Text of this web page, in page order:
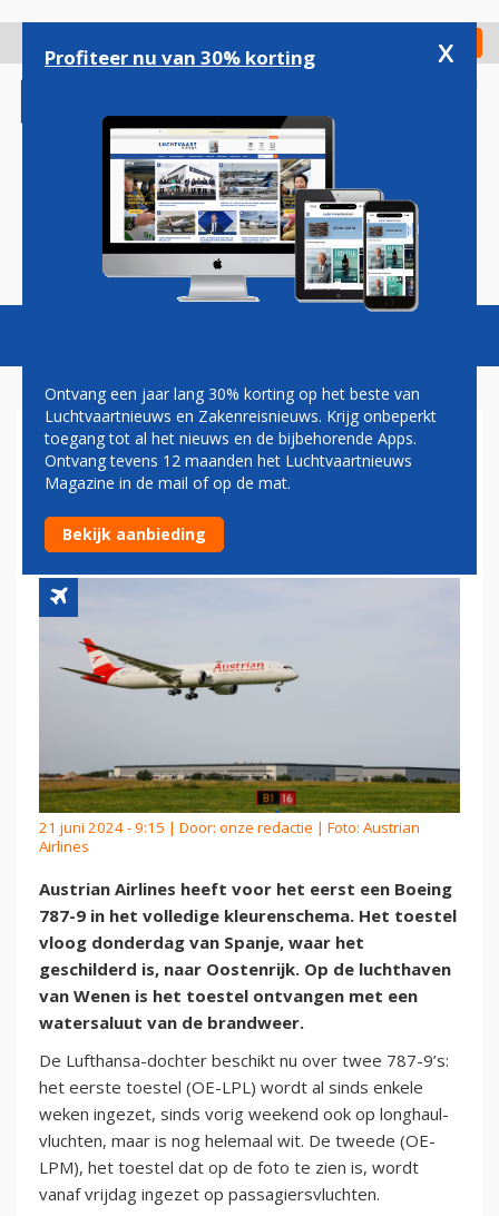
gaan
Check in
Magazine Podcasts Vacatures
EERSTE BOEING 787 IN
AUSTRIAN AIRLINES-
KLEUREN
21 juni 2024 - 9:15 | Door: onze redactie | Foto: Austrian
Airlines
Austrian Airlines heeft voor het eerst een Boeing
787-9 in het volledige kleurenschema. Het toestel
vloog donderdag van Spanje, waar het
geschilderd is, naar Oostenrijk. Op de luchthaven
van Wenen is het toestel ontvangen met een
watersaluut van de brandweer.
De Lufthansa-dochter beschikt nu over twee 787-9’s:
het eerste toestel (OE-LPL) wordt al sinds enkele
weken ingezet, sinds vorig weekend ook op longhaul-
vluchten, maar is nog helemaal wit. De tweede (OE-
LPM), het toestel dat op de foto te zien is, wordt
vanaf vrijdag ingezet op passagiersvluchten.
Profiteer nu van 30% korting x
Ontvang een jaar lang 30% korting op het beste van
Luchtvaartnieuws en Zakenreisnieuws. Krijg onbeperkt
toegang tot al het nieuws en de bijbehorende Apps.
Ontvang tevens 12 maanden het Luchtvaartnieuws
Magazine in de mail of op de mat.
Bekijk aanbieding